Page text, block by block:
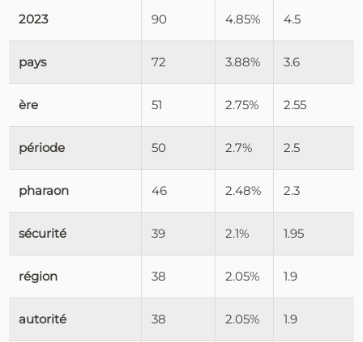
2023 90 4.85% 4.5
pays 72 3.88% 3.6
ère 51 2.75% 2.55
période 50 2.7% 2.5
pharaon 46 2.48% 2.3
sécurité 39 2.1% 1.95
région 38 2.05% 1.9
autorité 38 2.05% 1.9